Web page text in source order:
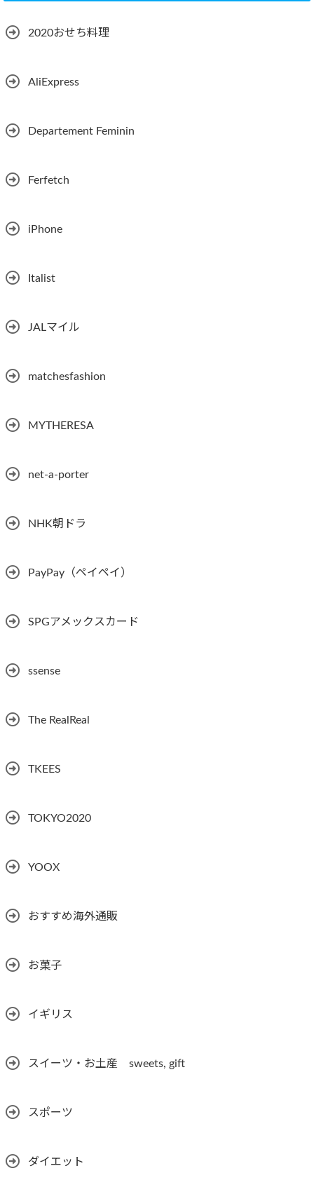
2020おせち料理
AliExpress
Departement Feminin
Ferfetch
iPhone
Italist
JALマイル
matchesfashion
MYTHERESA
net-a-porter
NHK朝ドラ
PayPay（ペイペイ）
SPGアメックスカード
ssense
The RealReal
TKEES
TOKYO2020
YOOX
おすすめ海外通販
お菓子
イギリス
スイーツ・お土産 sweets, gift
スポーツ
ダイエット